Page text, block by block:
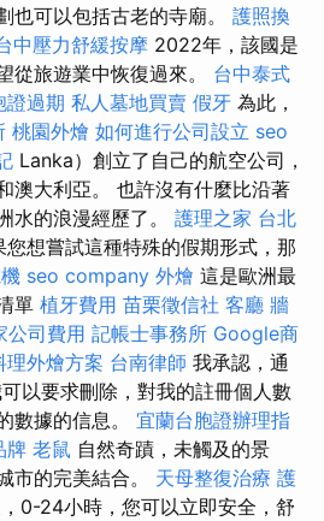
也可以包括古老的寺廟。 護照換
中壓力舒緩按摩 2022年，該國是
從旅遊業中恢復過來。 台中泰式
證過期 私人墓地買賣 假牙 為此，
桃園外燴 如何進行公司設立 seo
Lanka）創立了自己的航空公司，
澳大利亞。 也許沒有什麼比沿著
水的浪漫經歷了。 護理之家 台北
您想嘗試這種特殊的假期形式，那
seo company 外燴 這是歐洲最
單 植牙費用 苗栗徵信社 客廳 牆
公司費用 記帳士事務所 Google商
理外燴方案 台南律師 我承認，通
以要求刪除，對我的註冊個人數
數據的信息。 宜蘭台胞證辦理指
牌 老鼠 自然奇蹟，未觸及的景
市的完美結合。 天母整復治療 護
0-24小時，您可以立即安全，舒